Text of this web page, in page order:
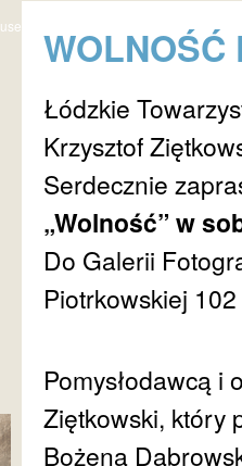
Łódzkie
Krzysztof
Serdecznie
„Wolność” w
Do Galerii
Piotrkowskiej 102
Pomysłodawcą i
Ziętkowski, który
Bożeną